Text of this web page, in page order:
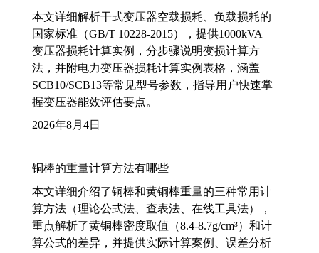
本文详细解析干式变压器空载损耗、负载损耗的
国家标准（GB/T 10228-2015），提供1000kVA
变压器损耗计算实例，分步骤说明变损计算方
法，并附电力变压器损耗计算实例表格，涵盖
SCB10/SCB13等常见型号参数，指导用户快速掌
握变压器能效评估要点。
2026年8月4日
铜棒的重量计算方法有哪些
本文详细介绍了铜棒和黄铜棒重量的三种常用计
算方法（理论公式法、查表法、在线工具法），
重点解析了黄铜棒密度取值（8.4-8.7g/cm³）和计
算公式的差异，并提供实际计算案例、误差分析